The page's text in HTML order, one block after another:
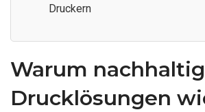
Druckern
Warum
Drucklösungen